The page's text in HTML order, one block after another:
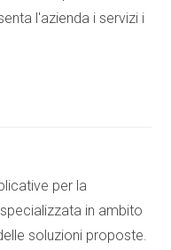
l'azienda i servizi i
per la
in ambito
soluzioni proposte.